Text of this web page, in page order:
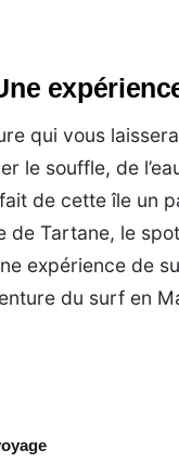
qui vous
le souffle, de
de cette île un
Tartane, le spot
expérience de
du surf en